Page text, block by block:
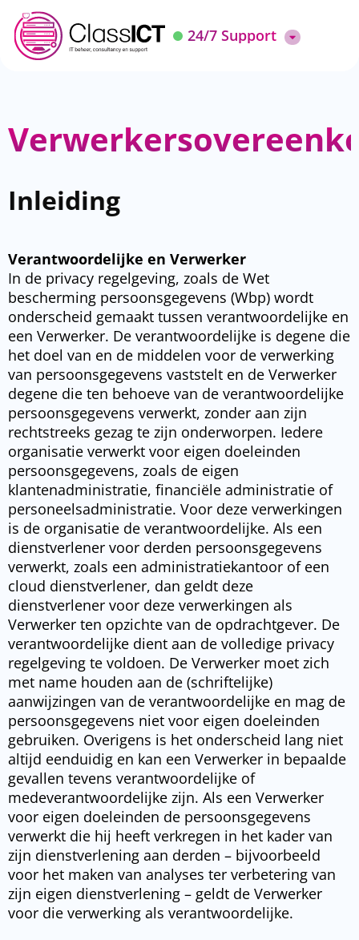
24/7 Support
Inleiding
Verantwoordelijke en Verwerker
In de privacy regelgeving, zoals de Wet
bescherming persoonsgegevens (Wbp) wordt
onderscheid gemaakt tussen verantwoordelijke en
een Verwerker. De verantwoordelijke is degene die
het doel van en de middelen voor de verwerking
van persoonsgegevens vaststelt en de Verwerker
degene die ten behoeve van de verantwoordelijke
persoonsgegevens verwerkt, zonder aan zijn
rechtstreeks gezag te zijn onderworpen. Iedere
organisatie verwerkt voor eigen doeleinden
persoonsgegevens, zoals de eigen
klantenadministratie, financiële administratie of
personeelsadministratie. Voor deze verwerkingen
is de organisatie de verantwoordelijke. Als een
dienstverlener voor derden persoonsgegevens
verwerkt, zoals een administratiekantoor of een
cloud dienstverlener, dan geldt deze
dienstverlener voor deze verwerkingen als
Verwerker ten opzichte van de opdrachtgever. De
verantwoordelijke dient aan de volledige privacy
regelgeving te voldoen. De Verwerker moet zich
met name houden aan de (schriftelijke)
aanwijzingen van de verantwoordelijke en mag de
persoonsgegevens niet voor eigen doeleinden
gebruiken. Overigens is het onderscheid lang niet
altijd eenduidig en kan een Verwerker in bepaalde
gevallen tevens verantwoordelijke of
medeverantwoordelijke zijn. Als een Verwerker
voor eigen doeleinden de persoonsgegevens
verwerkt die hij heeft verkregen in het kader van
zijn dienstverlening aan derden – bijvoorbeeld
voor het maken van analyses ter verbetering van
zijn eigen dienstverlening – geldt de Verwerker
voor die verwerking als verantwoordelijke.